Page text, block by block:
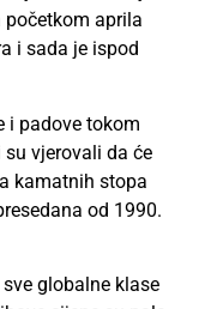
aprila
i sada je ispod
i padove tokom
vjerovali da će
kamatnih stopa
od 1990.
globalne klase